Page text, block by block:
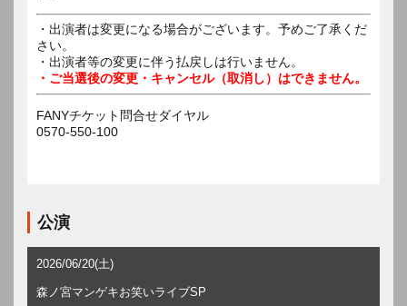
・出演者は変更になる場合がございます。予めご了承くだ
さい。
・出演者等の変更に伴う払戻しは行いません。
・ご当選後の変更・キャンセル（取消し）はできません。
FANYチケット問合せダイヤル
0570-550-100
公演
2026/06/20(土)
森ノ宮マンゲキお笑いライブSP